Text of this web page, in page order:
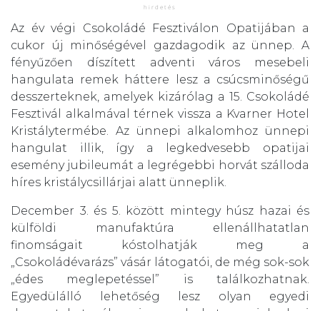
Az év végi Csokoládé Fesztiválon Opatijában a
cukor új minőségével gazdagodik az ünnep. A
fényűzően díszített adventi város mesebeli
hangulata remek háttere lesz a csúcsminőségű
desszerteknek, amelyek kizárólag a 15. Csokoládé
Fesztivál alkalmával térnek vissza a Kvarner Hotel
Kristálytermébe. Az ünnepi alkalomhoz ünnepi
hangulat illik, így a legkedvesebb opatijai
esemény jubileumát a legrégebbi horvát szálloda
híres kristálycsillárjai alatt ünneplik.
December 3. és 5. között mintegy húsz hazai és
külföldi manufaktúra ellenállhatatlan
finomságait kóstolhatják meg a
„Csokoládévarázs” vásár látogatói, de még sok-sok
„édes meglepetéssel” is találkozhatnak.
Egyedülálló lehetőség lesz olyan egyedi